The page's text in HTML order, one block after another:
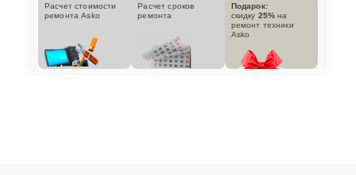
Расчет стоимости
ремонта Asko
Расчет сроков
ремонта
Подарок:
скидку 25% на
ремонт техники
Asko